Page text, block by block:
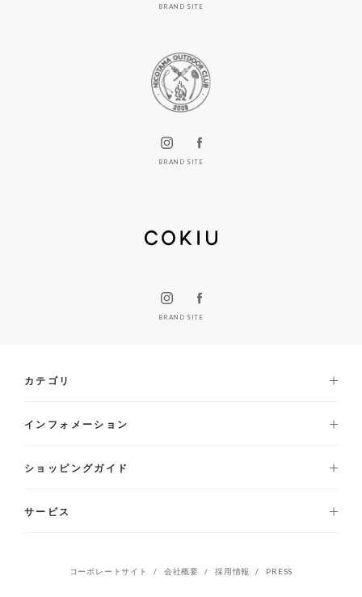
BRAND SITE
BRAND SITE
BRAND SITE
カテゴリ
インフォメーション
ショッピングガイド
サービス
コーポレートサイト 会社概要 採用情報 PRESS